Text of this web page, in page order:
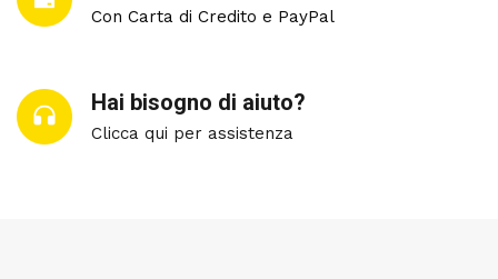
Con Carta di Credito e PayPal
Hai bisogno di aiuto?
Clicca qui per assistenza